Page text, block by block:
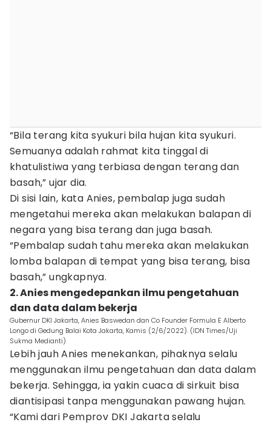
“Bila terang kita syukuri bila hujan kita syukuri.
Semuanya adalah rahmat kita tinggal di
khatulistiwa yang terbiasa dengan terang dan
basah,” ujar dia.
Di sisi lain, kata Anies, pembalap juga sudah
mengetahui mereka akan melakukan balapan di
negara yang bisa terang dan juga basah.
“Pembalap sudah tahu mereka akan melakukan
lomba balapan di tempat yang bisa terang, bisa
basah,” ungkapnya.
2. Anies mengedepankan ilmu pengetahuan
dan data dalam bekerja
Gubernur DKI Jakarta, Anies Baswedan dan Co Founder Formula E Alberto
Longo di Gedung Balai Kota Jakarta, Kamis (2/6/2022). (IDN Times/Uji
Sukma Medianti)
Lebih jauh Anies menekankan, pihaknya selalu
menggunakan ilmu pengetahuan dan data dalam
bekerja. Sehingga, ia yakin cuaca di sirkuit bisa
diantisipasi tanpa menggunakan pawang hujan.
“Kami dari Pemprov DKI Jakarta selalu